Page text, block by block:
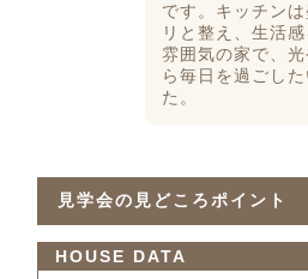
です。キッチン
リと整え、生活
雰囲気の家で、
ら毎日を過ごし
た。
見学会の見どころポイント
HOUSE DATA